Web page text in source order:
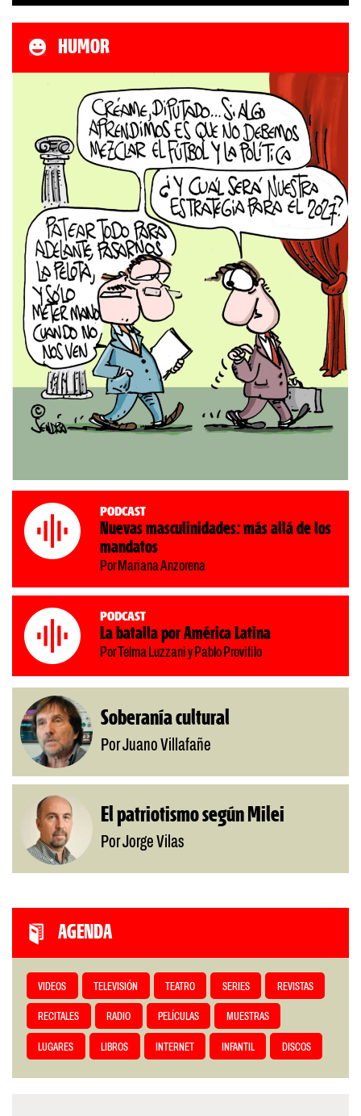
HUMOR
Podcast
Nuevas masculinidades: más allá de los
mandatos
Por Mariana Anzorena
Podcast
La batalla por América Latina
Por Telma Luzzani y Pablo Provitilo
Soberanía cultural
Por Juano Villafañe
El patriotismo según Milei
Por Jorge Vilas
AGENDA
VIDEOS TELEVISIÓN TEATRO SERIES REVISTAS
RECITALES RADIO PELÍCULAS MUESTRAS
LUGARES LIBROS INTERNET INFANTIL DISCOS